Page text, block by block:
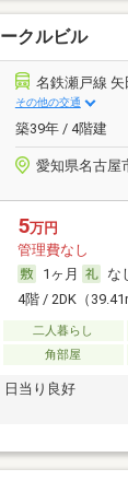
クルビル
名鉄瀬戸線
その他の交通
築39年 / 4階建
愛知県名古屋
5万円
管理費なし
1ヶ月
な
4階 / 2DK（
二人暮らし
角部屋
日当り良好